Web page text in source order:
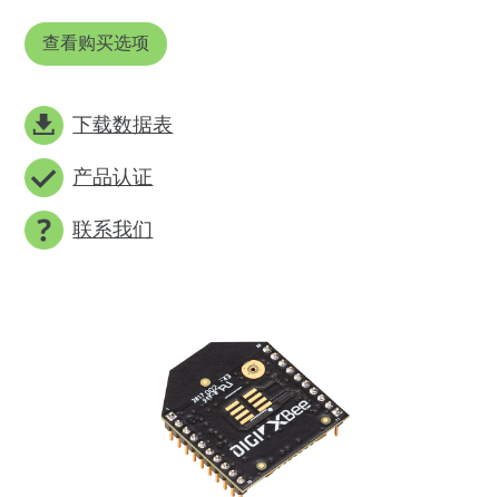
查看购买选项
下载数据表
产品认证
联系我们